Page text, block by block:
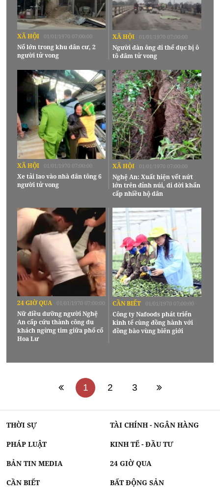
XÃ HỘI 01/01/1970 07:00:00
Nổ lớn trong khu dân cư, 2
người tử vong
XÃ HỘI 01/01/1970 07:00:00
Người đàn ông đi thể dục bị ô
tô đâm tử vong
XÃ HỘI 01/01/1970 07:00:00
Xe tải lao vào nhà dân tông 6
người tử vong
XÃ HỘI 01/01/1970 07:00:00
Nghệ An: Xuất hiện vết nứt
lớn trên đỉnh núi, di dời khẩn
cấp nhiều hộ dân
24 GIỜ QUA 01/01/1970 07:00:00
Nữ điều dưỡng người Nghệ
An cấp cứu thành công du
khách ngừng tim giữa phố cổ
Hoa Lư
CẦN BIẾT 01/01/1970 07:00:00
Công ty Nafoods phát triển
kinh tế cùng đồng hành với
đồng bào vùng biên giới
1 2 3
THỜI SỰ TÀI CHÍNH - NGÂN HÀNG
PHÁP LUẬT KINH TẾ - ĐẦU TƯ
BẢN TIN MEDIA 24 GIỜ QUA
CẦN BIẾT BẤT ĐỘNG SẢN